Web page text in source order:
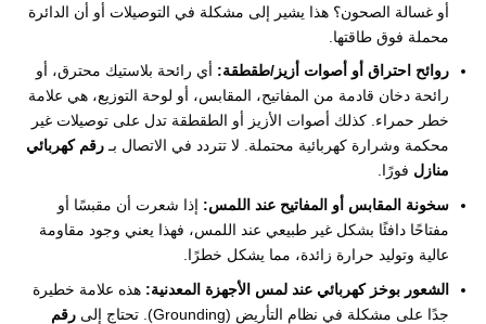
أو غسالة الصحون؟ هذا يشير إلى مشكلة في التوصيلات أو أن الدائرة
محملة فوق طاقتها.
روائح احتراق أو أصوات أزيز/طقطقة: أي رائحة بلاستيك محترق، أو
رائحة دخان قادمة من المفاتيح، المقابس، أو لوحة التوزيع، هي علامة
خطر حمراء. كذلك أصوات الأزيز أو الطقطقة تدل على توصيلات غير
محكمة وشرارة كهربائية محتملة. لا تتردد في الاتصال بـرقم كهربائي
منازل فورًا.
سخونة المقابس أو المفاتيح عند اللمس: إذا شعرت أن مقبسًا أو
مفتاحًا دافئًا بشكل غير طبيعي عند اللمس، فهذا يعني وجود مقاومة
عالية وتوليد حرارة زائدة، مما يشكل خطرًا.
الشعور بوخز كهربائي عند لمس الأجهزة المعدنية: هذه علامة خطيرة
جدًا على مشكلة في نظام التأريض (Grounding). تحتاج إلى
رقم